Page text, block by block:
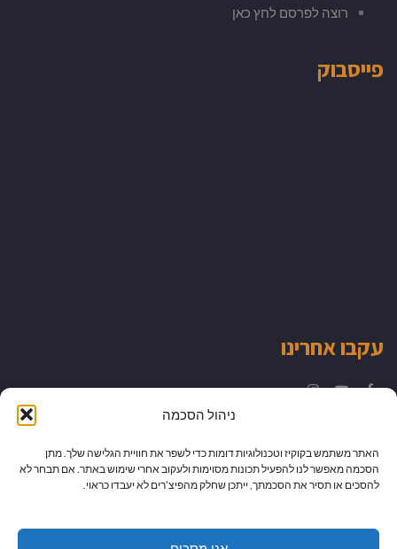
ניהול הסכמה
האתר משתמש בקוקיז וטכנולוגיות דומות כדי לשפר את חוויית הגלישה שלך. מתן
הסכמה מאפשר לנו להפעיל תכונות מסוימות ולעקוב אחרי שימוש באתר. אם תבחר לא
להסכים או תסיר את הסכמתך, ייתכן שחלק מהפיצ’רים לא יעבדו כראוי.
רוצה לפרסם לחץ כאן
פייסבוק
עקבו אחרינו